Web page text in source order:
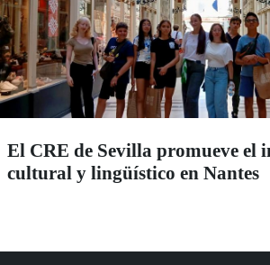
El CRE de Sevilla promueve el
cultural y lingüístico en Nantes